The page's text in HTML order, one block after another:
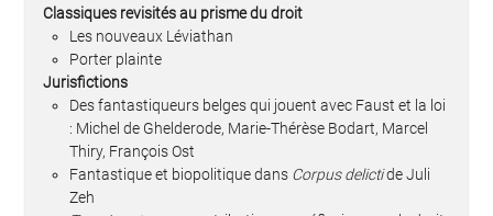
Classiques revisités au prisme du droit
Les nouveaux Léviathan
Porter plainte
Jurisfictions
Des fantastiqueurs belges qui jouent avec Faust et la loi
: Michel de Ghelderode, Marie-Thérèse Bodart, Marcel
Thiry, François Ost
Fantastique et biopolitique dans Corpus delictide Juli
Zeh